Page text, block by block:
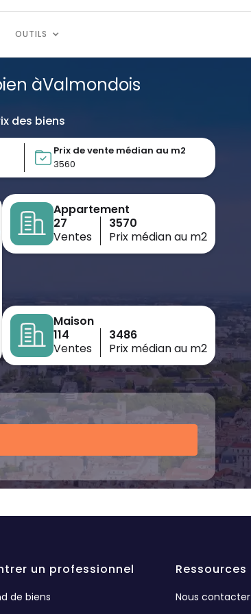
OUTILS
àValmondois
des biens
Prix de vente médian au m2
3560
Appartement
27
Ventes
3570
Prix médian au m2
Maison
114
Ventes
3486
Prix médian au m2
un professionnel
de biens
Ressources
Nous contacter